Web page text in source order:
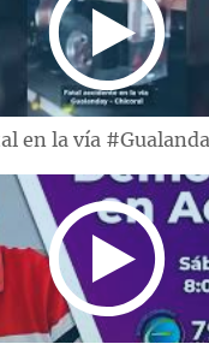
en la vía